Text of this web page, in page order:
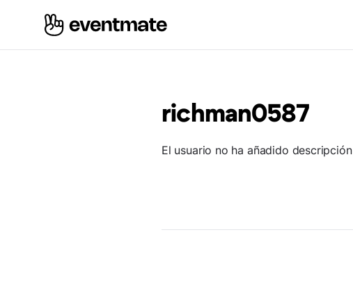
richman0587
El usuario no ha añadido descripción